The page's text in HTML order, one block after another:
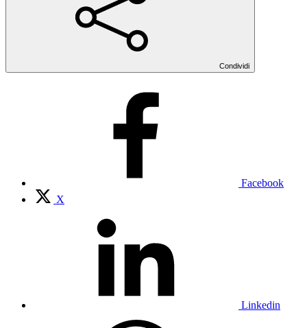
Condividi
Facebook
X
Linkedin